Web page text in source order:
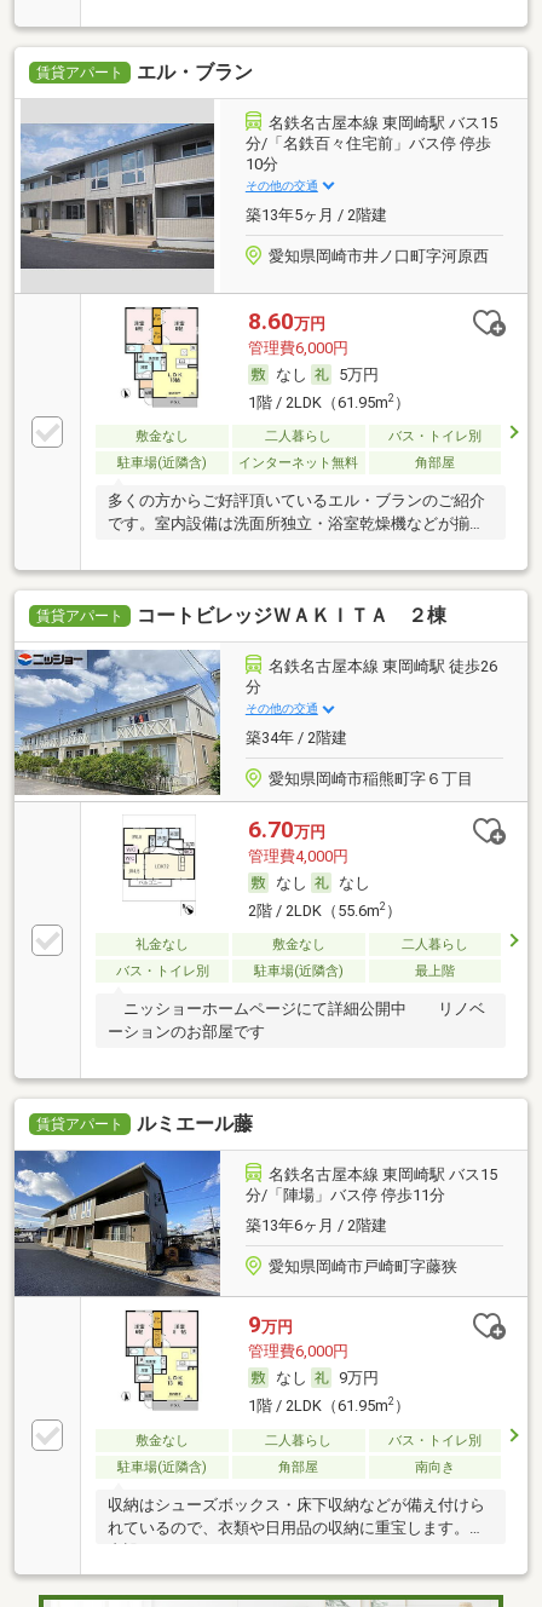
賃貸アパート エル・ブラン
名鉄名古屋本線 東岡崎駅 バス15
分/「名鉄百々住宅前」バス停 停歩
10分
その他の交通
築13年5ヶ月 / 2階建
愛知県岡崎市井ノ口町字河原西
8.60万円
管理費6,000円
なし
5万円
1階 / 2LDK（61.95m2）
敷金なし 二人暮らし
バス・トイレ別
駐車場(近隣含)
インターネット無料 角部屋
多くの方からご好評頂いているエル・ブランのご紹介
です。室内設備は洗面所独立・浴室乾燥機などが揃っ
賃貸アパート コートビレッジＷＡＫＩＴＡ ２棟
名鉄名古屋本線 東岡崎駅 徒歩26
分
その他の交通
築34年 / 2階建
愛知県岡崎市稲熊町字６丁目
6.70万円
管理費4,000円
なし
なし
2階 / 2LDK（55.6m2）
礼金なし 敷金なし
二人暮らし
バス・トイレ別
駐車場(近隣含) 最上階
ニッショーホームページにて詳細公開中 リノベ
ーションのお部屋です
賃貸アパート ルミエール藤
名鉄名古屋本線 東岡崎駅 バス15
分/「陣場」バス停 停歩11分
築13年6ヶ月 / 2階建
愛知県岡崎市戸崎町字藤狭
9万円
管理費6,000円
なし
9万円
1階 / 2LDK（61.95m2）
敷金なし 二人暮らし
バス・トイレ別
駐車場(近隣含)
角部屋 南向き
収納はシューズボックス・床下収納などが備え付けら
れているので、衣類や日用品の収納に重宝します。室
内設